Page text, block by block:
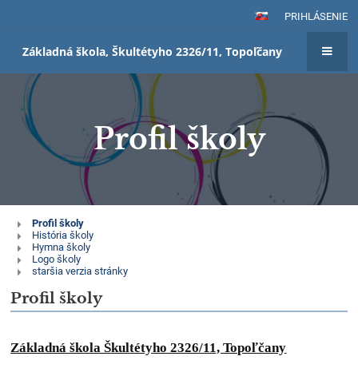
PRIHLÁSENIE
Základná škola, Škultétyho 2326/11, Topoľčany
Profil školy
Profil
školy
Profil školy
História školy
Hymna školy
Logo školy
staršia verzia stránky
Profil školy
Základná škola Škultétyho 2326/11, Topoľčany